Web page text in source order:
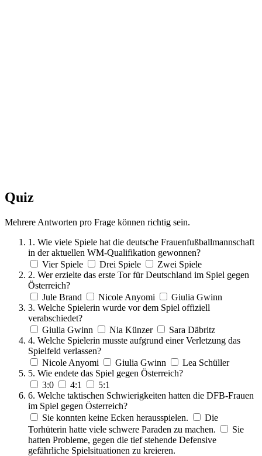
Quiz
Mehrere Antworten pro Frage können richtig sein.
1. Wie viele Spiele hat die deutsche Frauenfußballmannschaft
in der aktuellen WM-Qualifikation gewonnen?
Vier Spiele
Drei Spiele
Zwei Spiele
2. Wer erzielte das erste Tor für Deutschland im Spiel gegen
Österreich?
Jule Brand
Nicole Anyomi
Giulia Gwinn
3. Welche Spielerin wurde vor dem Spiel offiziell
verabschiedet?
Giulia Gwinn
Nia Künzer
Sara Däbritz
4. Welche Spielerin musste aufgrund einer Verletzung das
Spielfeld verlassen?
Nicole Anyomi
Giulia Gwinn
Lea Schüller
5. Wie endete das Spiel gegen Österreich?
3:0
4:1
5:1
6. Welche taktischen Schwierigkeiten hatten die DFB-Frauen
im Spiel gegen Österreich?
Sie konnten keine Ecken herausspielen.
Die
Torhüterin hatte viele schwere Paraden zu machen.
Sie
hatten Probleme, gegen die tief stehende Defensive
gefährliche Spielsituationen zu kreieren.